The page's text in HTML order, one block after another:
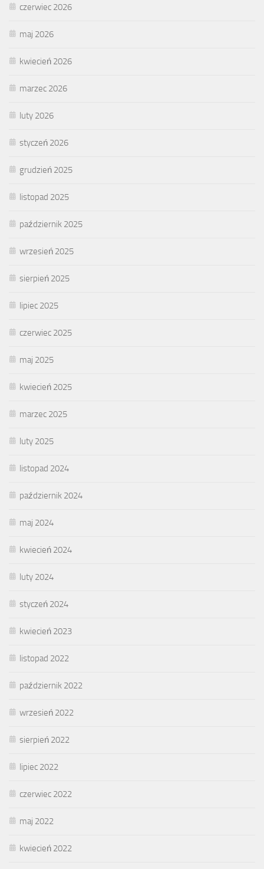
czerwiec 2026
maj 2026
kwiecień 2026
marzec 2026
luty 2026
styczeń 2026
grudzień 2025
listopad 2025
październik 2025
wrzesień 2025
sierpień 2025
lipiec 2025
czerwiec 2025
maj 2025
kwiecień 2025
marzec 2025
luty 2025
listopad 2024
październik 2024
maj 2024
kwiecień 2024
luty 2024
styczeń 2024
kwiecień 2023
listopad 2022
październik 2022
wrzesień 2022
sierpień 2022
lipiec 2022
czerwiec 2022
maj 2022
kwiecień 2022